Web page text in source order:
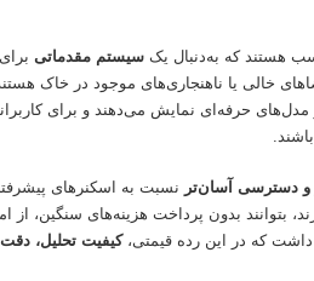
هستند که به‌دنبال یک سیستم مقدماتی
خالی یا ناهنجاری‌های موجود در خاک
حرفه‌ای نمایش می‌دهند و برای
و دسترسی آسان‌تر نسبت به اسکنرهای
بدون پرداخت هزینه‌های سنگین، از
داشت که در این رده قیمتی،کیفیت تحلیل،